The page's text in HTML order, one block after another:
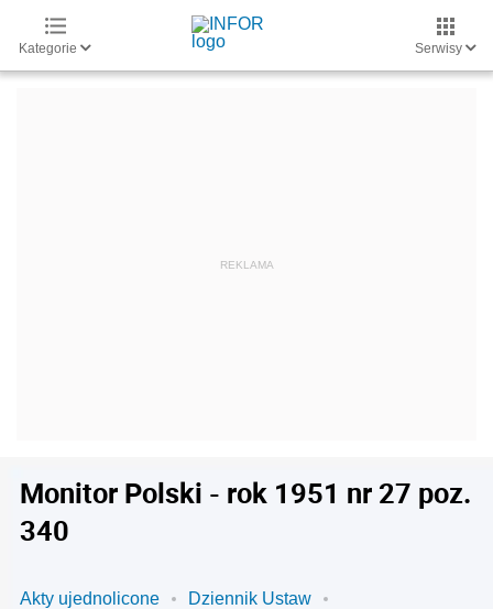
Kategorie Serwisy
Monitor Polski - rok 1951 nr 27 poz.
340
Akty ujednolicone
Dziennik Ustaw